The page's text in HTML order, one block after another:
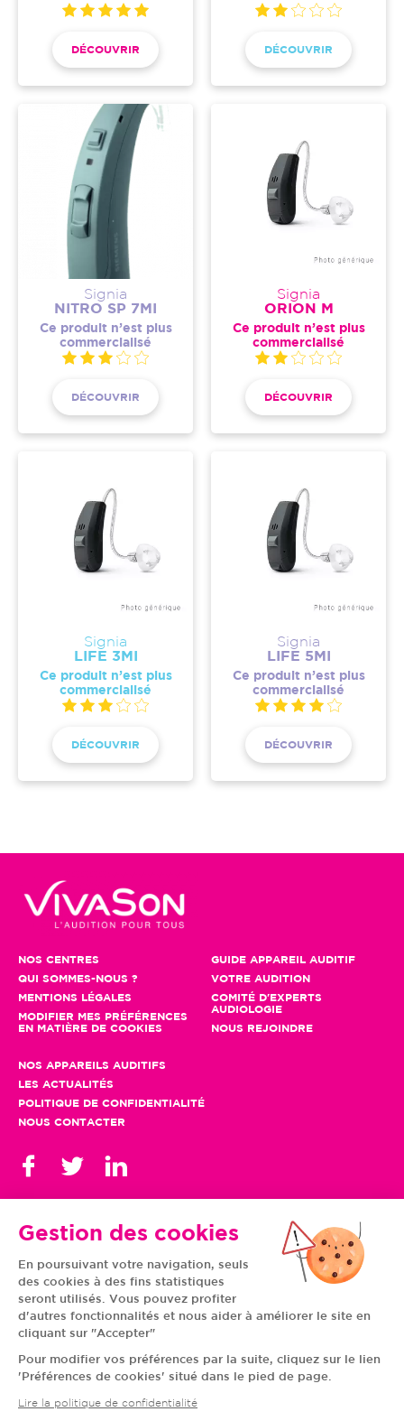
Gestion des cookies
En poursuivant votre navigation, seuls
des cookies à des fins statistiques
seront utilisés. Vous pouvez profiter
d'autres fonctionnalités et nous aider à améliorer le site en
cliquant sur "Accepter"
Pour modifier vos préférences par la suite, cliquez sur le lien
'Préférences de cookies' situé dans le pied de page.
Lire la politique de confidentialité
DÉCOUVRIR DÉCOUVRIR
Signia
NITRO SP 7MI
Ce produit n’est plus
commercialisé
DÉCOUVRIR
Signia
ORION M
Ce produit n’est plus
commercialisé
DÉCOUVRIR
Signia
LIFE 3MI
Ce produit n’est plus
commercialisé
DÉCOUVRIR
Signia
LIFE 5MI
Ce produit n’est plus
commercialisé
DÉCOUVRIR
NOS CENTRES
QUI SOMMES-NOUS ?
MENTIONS LÉGALES
MODIFIER MES PRÉFÉRENCES
EN MATIÈRE DE COOKIES
GUIDE APPAREIL AUDITIF
VOTRE AUDITION
COMITÉ D'EXPERTS
AUDIOLOGIE
NOUS REJOINDRE
NOS APPAREILS AUDITIFS
LES ACTUALITÉS
POLITIQUE DE CONFIDENTIALITÉ
NOUS CONTACTER
TOUS NOS CENTRES
AUVERGNE-RHÔNE-
ALPES
FRANCHE-COMTÉ
BRETAGNE
CENTRE-VAL DE LOIRE
GRAND EST
ÎLE-DE-FRANCE
NORMANDIE
PAYS DE LA LOIRE
PROVENCE-ALPES-
CÔTE D'AZUR